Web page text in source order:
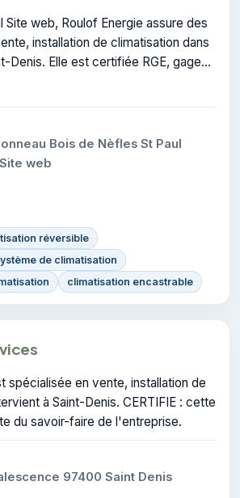
Site web, Roulof Energie assure des
installation de climatisation dans
Denis. Elle est certifiée RGE, gage
interventions réalisées.
Bois de Nèfles St Paul
web
réversible
de climatisation
climatisation encastrable
spécialisée en vente, installation de
à Saint-Denis. CERTIFIE : cette
du savoir-faire de l'entreprise.
97400 Saint Denis